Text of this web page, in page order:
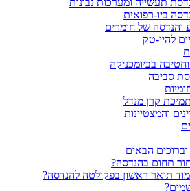
תעשייה ומערכות נבונות
ביו-רפואית
והנדסה של חומרים
להיי-טק
בביומכניקה
סביבה
קרן מנדל
והמצטיינות
וברוכים הבאים
תחום בהנדסה?
תואר ראשון בפקולטה להנדסה?